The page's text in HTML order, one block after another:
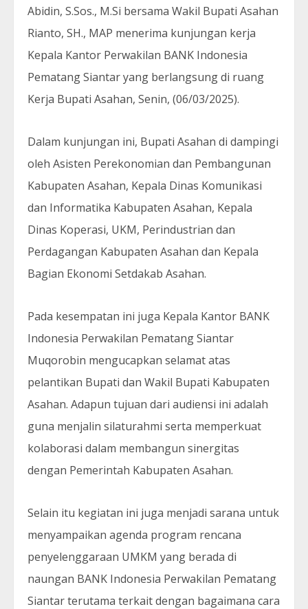
Abidin, S.Sos., M.Si bersama Wakil Bupati Asahan
Rianto, SH., MAP menerima kunjungan kerja
Kepala Kantor Perwakilan BANK Indonesia
Pematang Siantar yang berlangsung di ruang
Kerja Bupati Asahan, Senin, (06/03/2025).
Dalam kunjungan ini, Bupati Asahan di dampingi
oleh Asisten Perekonomian dan Pembangunan
Kabupaten Asahan, Kepala Dinas Komunikasi
dan Informatika Kabupaten Asahan, Kepala
Dinas Koperasi, UKM, Perindustrian dan
Perdagangan Kabupaten Asahan dan Kepala
Bagian Ekonomi Setdakab Asahan.
Pada kesempatan ini juga Kepala Kantor BANK
Indonesia Perwakilan Pematang Siantar
Muqorobin mengucapkan selamat atas
pelantikan Bupati dan Wakil Bupati Kabupaten
Asahan. Adapun tujuan dari audiensi ini adalah
guna menjalin silaturahmi serta memperkuat
kolaborasi dalam membangun sinergitas
dengan Pemerintah Kabupaten Asahan.
Selain itu kegiatan ini juga menjadi sarana untuk
menyampaikan agenda program rencana
penyelenggaraan UMKM yang berada di
naungan BANK Indonesia Perwakilan Pematang
Siantar terutama terkait dengan bagaimana cara